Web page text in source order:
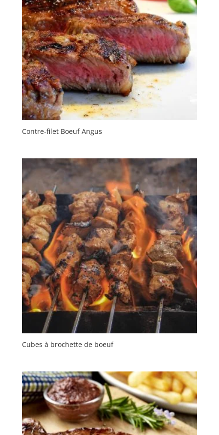
Contre-filet Boeuf Angus
Cubes à brochette de boeuf